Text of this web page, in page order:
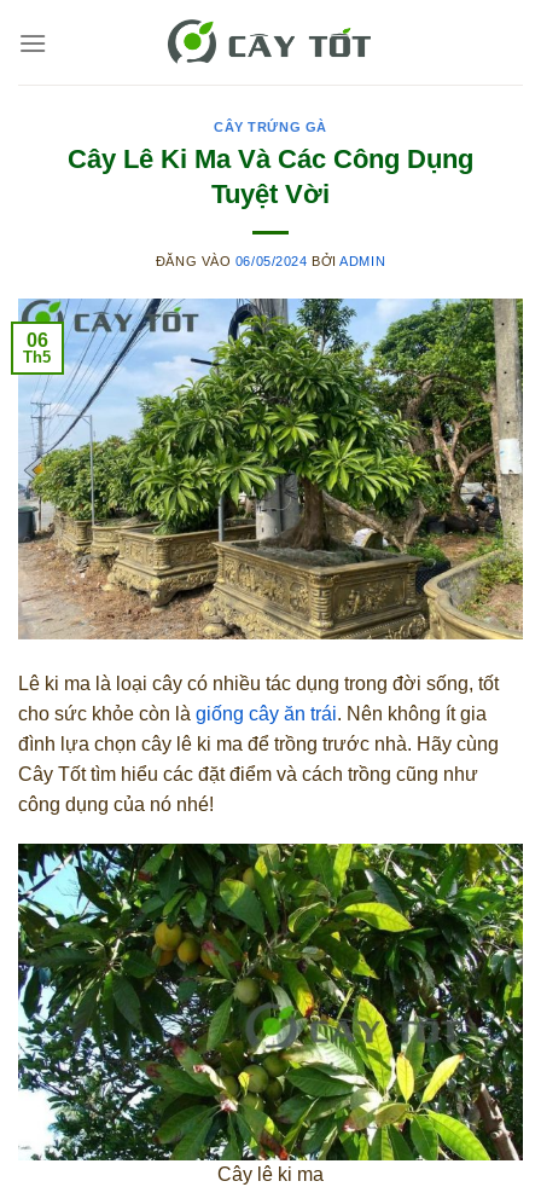
qua
CÂY TRỨNG GÀ
Cây Lê Ki Ma Và Các Công Dụng
Tuyệt Vời
ĐĂNG VÀO 06/05/2024 BỞIADMIN
06
Th5
Lê ki ma là loại cây có nhiều tác dụng trong đời sống, tốt
cho sức khỏe còn là giống cây ăn trái. Nên không ít gia
đình lựa chọn cây lê ki ma để trồng trước nhà. Hãy cùng
Cây Tốt tìm hiểu các đặt điểm và cách trồng cũng như
công dụng của nó nhé!
Cây lê ki ma